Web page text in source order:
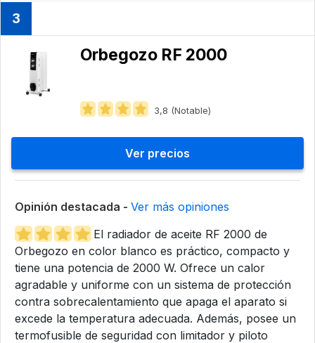
3
Orbegozo ‎RF 2000
3,8 (Notable)
Ver precios
Opinión destacada - Ver más opiniones
El radiador de aceite RF 2000 de
Orbegozo en color blanco es práctico, compacto y
tiene una potencia de 2000 W. Ofrece un calor
agradable y uniforme con un sistema de protección
contra sobrecalentamiento que apaga el aparato si
excede la temperatura adecuada. Además, posee un
termofusible de seguridad con limitador y piloto